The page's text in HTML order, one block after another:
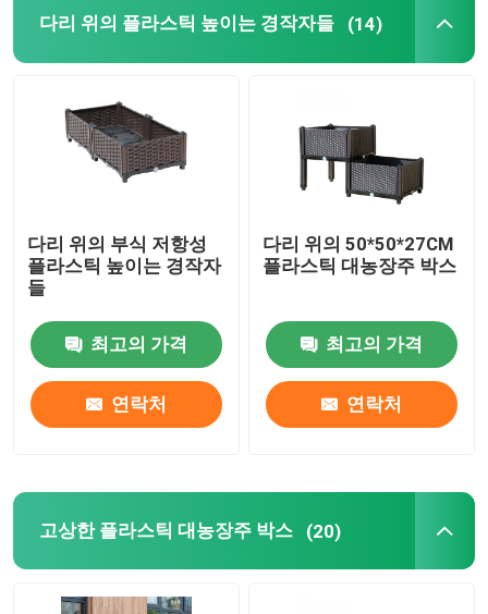
다리 위의 플라스틱 높이는 경작자들 (14)
다리 위의 부식 저항성
플라스틱 높이는 경작자
들
최고의 가격
연락처
다리 위의 50*50*27CM
플라스틱 대농장주 박스
최고의 가격
연락처
고상한 플라스틱 대농장주 박스 (20)